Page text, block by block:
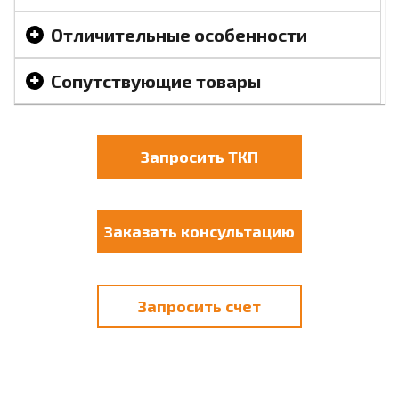
Отличительные особенности
Сопутствующие товары
Запросить ТКП
Заказать консультацию
Запросить счет